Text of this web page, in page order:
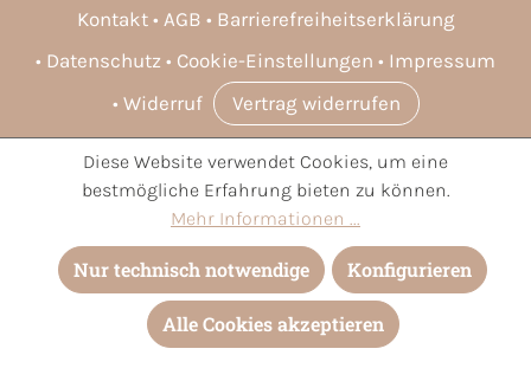
Kontakt
AGB
Barrierefreiheitserklärung
Datenschutz
Cookie-Einstellungen
Impressum
Widerruf
Vertrag widerrufen
* Alle Preise inkl. gesetzl. Mehrwertsteuer zzgl.Versandkosten
und ggf. Nachnahmegebühren, wenn nicht anders angegeben.
Diese Website verwendet Cookies, um eine
bestmögliche Erfahrung bieten zu können.
Mehr Informationen ...
Nur technisch notwendige Konfigurieren
Alle Cookies akzeptieren